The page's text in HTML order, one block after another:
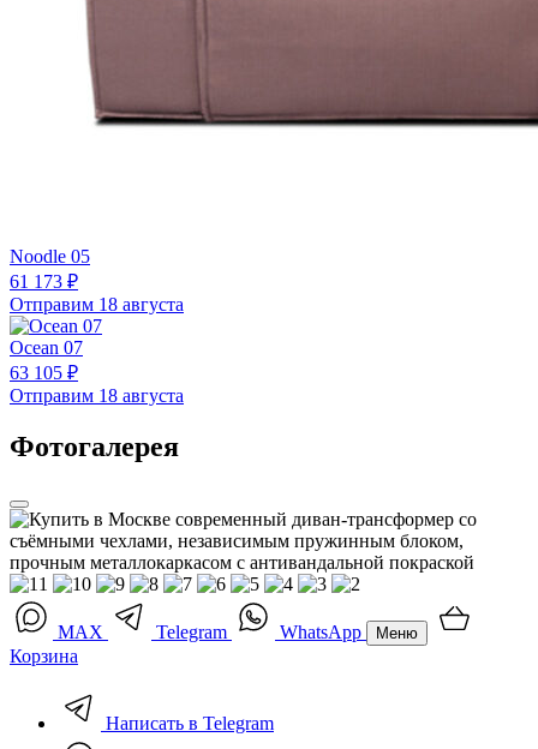
Noodle 05
61 173 ₽
Отправим 18 августа
Ocean 07
63 105 ₽
Отправим 18 августа
Фотогалерея
MAX Telegram WhatsApp Меню
Корзина
Написать в Telegram